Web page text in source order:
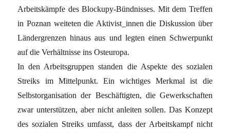
Arbeitskämpfe des Blockupy-Bündnisses. Mit dem Treffen
in Poznan weiteten die Aktivist_innen die Diskussion über
Ländergrenzen hinaus aus und legten einen Schwerpunkt
auf die Verhältnisse ins Osteuropa.
In den Arbeitsgruppen standen die Aspekte des sozialen
Streiks im Mittelpunkt. Ein wichtiges Merkmal ist die
Selbstorganisation der Beschäftigten, die Gewerkschaften
zwar unterstützen, aber nicht anleiten sollen. Das Konzept
des sozialen Streiks umfasst, dass der Arbeitskampf nicht